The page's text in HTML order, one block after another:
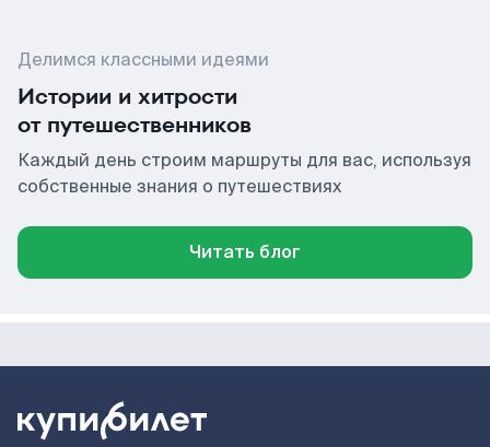
Делимся классными идеями
Истории и хитрости
от путешественников
Каждый день строим маршруты для вас, используя
собственные знания о путешествиях
Читать блог